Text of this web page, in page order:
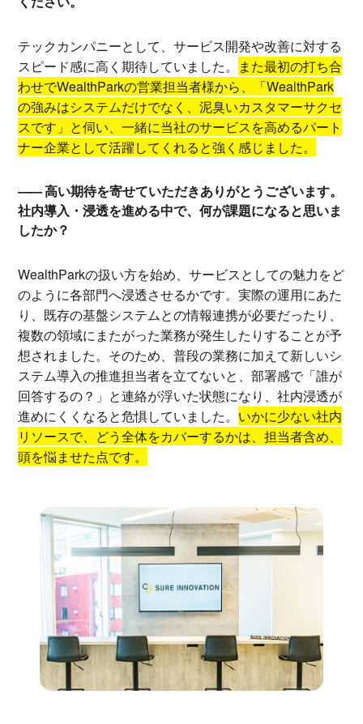
テックカンパニーとして、サービス開発や改善に対する
スピード感に高く期待していました。
また最初の打ち合
わせでWealthParkの営業担当者様から、「WealthPark
の強みはシステムだけでなく、泥臭いカスタマーサクセ
スです」と伺い、一緒に当社のサービスを高めるパート
ナー企業として活躍してくれると強く感じました。
高い期待を寄せていただきありがとうございます。
社内導入・浸透を進める中で、何が課題になると思いま
したか？
WealthParkの扱い方を始め、サービスとしての魅力をど
のように各部門へ浸透させるかです。実際の運用にあた
り、既存の基盤システムとの情報連携が必要だったり、
複数の領域にまたがった業務が発生したりすることが予
想されました。そのため、普段の業務に加えて新しいシ
ステム導入の推進担当者を立てないと、部署感で「誰が
回答するの？」と連絡が浮いた状態になり、社内浸透が
進めにくくなると危惧していました。 いかに少ない社内
リソースで、どう全体をカバーするかは、担当者含め、
頭を悩ませた点です。